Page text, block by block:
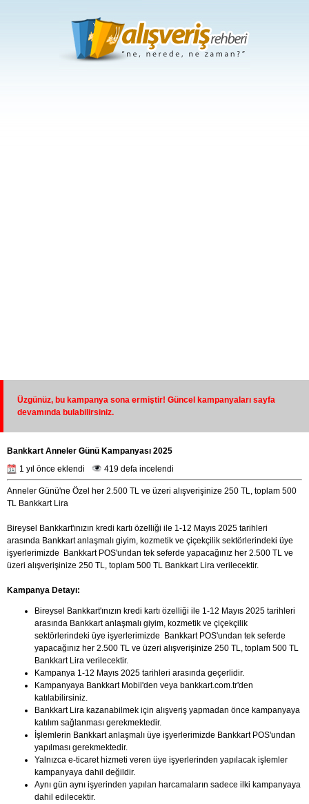
Üzgünüz, bu kampanya sona ermiştir! Güncel kampanyaları sayfa
devamında bulabilirsiniz.
Bankkart Anneler Günü Kampanyası 2025
1 yıl önce eklendi
419 defa incelendi
Anneler Günü'ne Özel her 2.500 TL ve üzeri alışverişinize 250 TL, toplam 500
TL Bankkart Lira
Bireysel Bankkart'ınızın kredi kartı özelliği ile 1-12 Mayıs 2025 tarihleri
arasında Bankkart anlaşmalı giyim, kozmetik ve çiçekçilik sektörlerindeki üye
işyerlerimizde Bankkart POS'undan tek seferde yapacağınız her 2.500 TL ve
üzeri alışverişinize 250 TL, toplam 500 TL Bankkart Lira verilecektir.
Kampanya Detayı:
Bireysel Bankkart'ınızın kredi kartı özelliği ile 1-12 Mayıs 2025 tarihleri
arasında Bankkart anlaşmalı giyim, kozmetik ve çiçekçilik
sektörlerindeki üye işyerlerimizde Bankkart POS'undan tek seferde
yapacağınız her 2.500 TL ve üzeri alışverişinize 250 TL, toplam 500 TL
Bankkart Lira verilecektir.
Kampanya 1-12 Mayıs 2025 tarihleri arasında geçerlidir.
Kampanyaya Bankkart Mobil'den veya bankkart.com.tr'den
katılabilirsiniz.
Bankkart Lira kazanabilmek için alışveriş yapmadan önce kampanyaya
katılım sağlanması gerekmektedir.
İşlemlerin Bankkart anlaşmalı üye işyerlerimizde Bankkart POS'undan
yapılması gerekmektedir.
Yalnızca e-ticaret hizmeti veren üye işyerlerinden yapılacak işlemler
kampanyaya dahil değildir.
Aynı gün aynı işyerinden yapılan harcamaların sadece ilki kampanyaya
dahil edilecektir.